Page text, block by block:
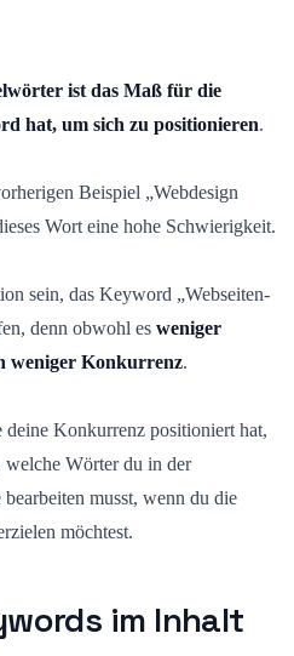
ist das Maß für die
hat, um sich zu positionieren.
Beispiel „Webdesign
Wort eine hohe Schwierigkeit.
sein, das Keyword „Webseiten-
denn obwohl es weniger
weniger Konkurrenz.
Konkurrenz positioniert hat,
Wörter du in der
musst, wenn du die
möchtest.
im Inhalt